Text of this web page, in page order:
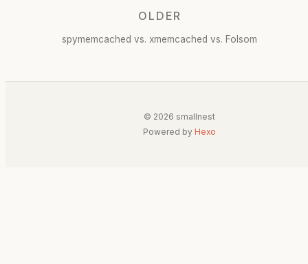
OLDER
spymemcached vs. xmemcached vs. Folsom
© 2026 smallnest
Powered by Hexo